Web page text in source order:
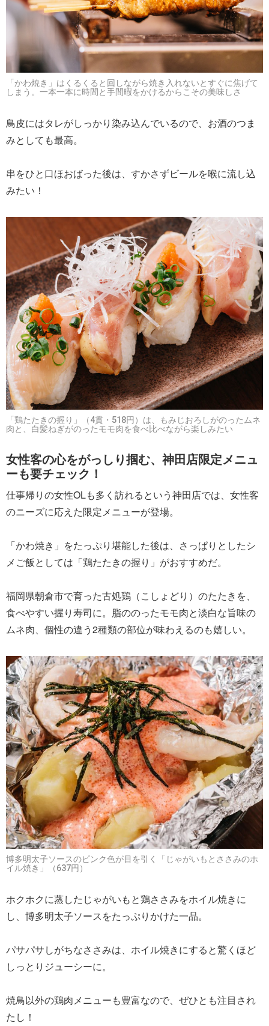
「かわ焼き」はくるくると回しながら焼き入れないとすぐに焦げて
しまう。一本一本に時間と手間暇をかけるからこその美味しさ
鳥皮にはタレがしっかり染み込んでいるので、お酒のつま
みとしても最高。
串をひと口ほおばった後は、すかさずビールを喉に流し込
みたい！
「鶏たたきの握り」（4貫・518円）は、もみじおろしがのったムネ
肉と、白髪ねぎがのったモモ肉を食べ比べながら楽しみたい
女性客の心をがっしり掴む、神田店限定メニュ
ーも要チェック！
仕事帰りの女性OLも多く訪れるという神田店では、女性客
のニーズに応えた限定メニューが登場。
「かわ焼き」をたっぷり堪能した後は、さっぱりとしたシ
メご飯としては「鶏たたきの握り」がおすすめだ。
福岡県朝倉市で育った古処鶏（こしょどり）のたたきを、
食べやすい握り寿司に。脂ののったモモ肉と淡白な旨味の
ムネ肉、個性の違う2種類の部位が味わえるのも嬉しい。
博多明太子ソースのピンク色が目を引く「じゃがいもとささみのホ
イル焼き」（637円）
ホクホクに蒸したじゃがいもと鶏ささみをホイル焼きに
し、博多明太子ソースをたっぷりかけた一品。
パサパサしがちなささみは、ホイル焼きにすると驚くほど
しっとりジューシーに。
焼鳥以外の鶏肉メニューも豊富なので、ぜひとも注目され
たし！